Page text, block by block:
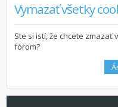
Vymazať všetky
Ste si istí, že chcete
fórom?